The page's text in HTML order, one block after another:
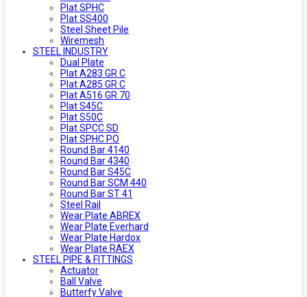
Plat SPHC
Plat SS400
Steel Sheet Pile
Wiremesh
STEEL INDUSTRY
Dual Plate
Plat A283 GR C
Plat A285 GR C
Plat A516 GR 70
Plat S45C
Plat S50C
Plat SPCC SD
Plat SPHC PO
Round Bar 4140
Round Bar 4340
Round Bar S45C
Round Bar SCM 440
Round Bar ST 41
Steel Rail
Wear Plate ABREX
Wear Plate Everhard
Wear Plate Hardox
Wear Plate RAEX
STEEL PIPE & FITTINGS
Actuator
Ball Valve
Butterfy Valve